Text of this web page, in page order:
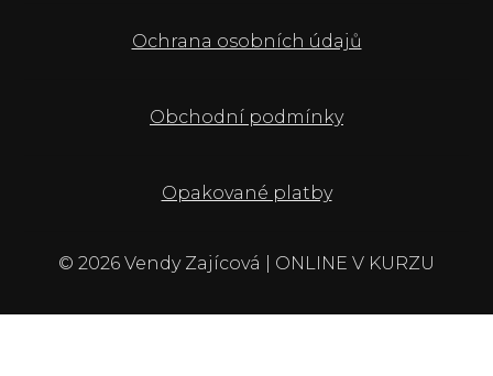
Ochrana osobních údajů
Obchodní podmínky
Opakované platby
© 2026 Vendy Zajícová | ONLINE V KURZU